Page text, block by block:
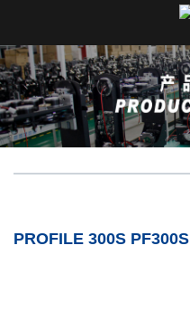
PROFILE 300S PF300S